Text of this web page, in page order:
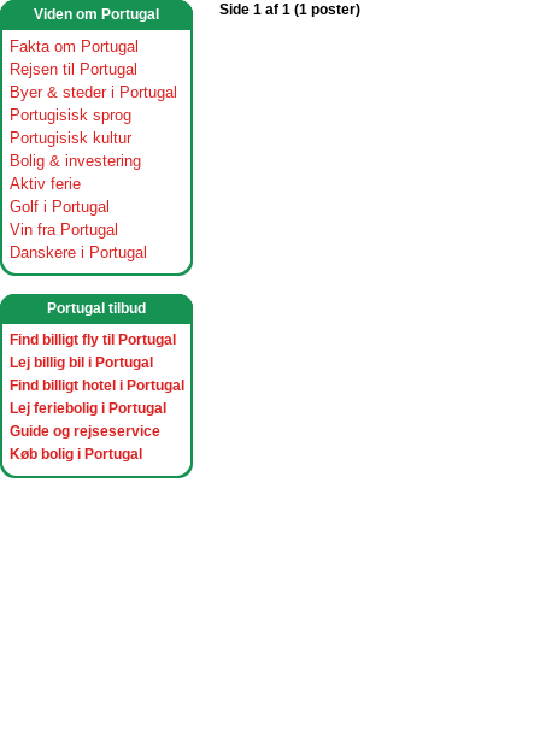
Viden om Portugal
Fakta om Portugal
Rejsen til Portugal
Byer & steder i Portugal
Portugisisk sprog
Portugisisk kultur
Bolig & investering
Aktiv ferie
Golf i Portugal
Vin fra Portugal
Danskere i Portugal
Portugal tilbud
Find billigt fly til Portugal
Lej billig bil i Portugal
Find billigt hotel i Portugal
Lej feriebolig i Portugal
Guide og rejseservice
Køb bolig i Portugal
Side 1 af 1 (1 poster)